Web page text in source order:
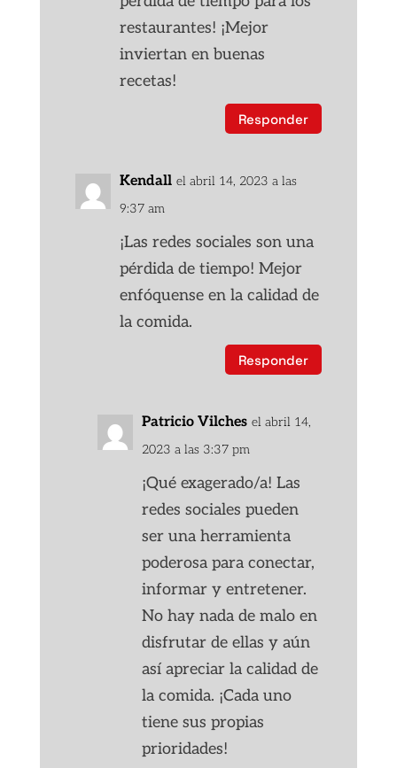
restaurantes! ¡Mejor
inviertan en buenas
recetas!
Responder
Kendall el abril 14, 2023 a las
9:37 am
¡Las redes sociales son una
pérdida de tiempo! Mejor
enfóquense en la calidad de
la comida.
Responder
Patricio Vilches el abril 14,
2023 a las 3:37 pm
¡Qué exagerado/a! Las
redes sociales pueden
ser una herramienta
poderosa para conectar,
informar y entretener.
No hay nada de malo en
disfrutar de ellas y aún
así apreciar la calidad de
la comida. ¡Cada uno
tiene sus propias
prioridades!